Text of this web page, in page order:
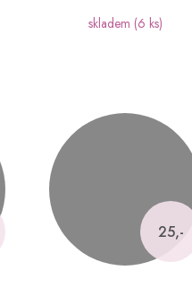
skladem (6 ks)
25,-